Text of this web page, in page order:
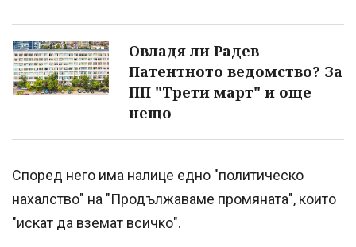
Овладя ли Радев
Патентното ведомство? За
ПП "Трети март" и още
нещо
Според него има налице едно "политическо
нахалство" на "Продължаваме промяната", които
"искат да вземат всичко".